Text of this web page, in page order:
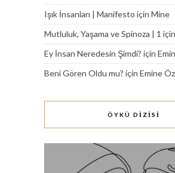
Işık İnsanları | Manifesto için Mine
Mutluluk, Yaşama ve Spinoza | 1 için
Ey İnsan Neredesin Şimdi? için
Beni Gören Oldu mu? için Emine
ÖYKÜ DİZİSİ